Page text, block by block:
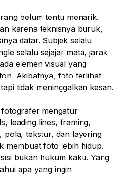
belum tentu menarik.
karena teknisnya buruk,
datar. Subjek selalu
selalu sejajar mata, jarak
elemen visual yang
Akibatnya, foto terlihat
tidak meninggalkan kesan.
fotografer mengatur
leading lines, framing,
pola, tekstur, dan layering
membuat foto lebih hidup.
bukan hukum kaku. Yang
apa yang ingin